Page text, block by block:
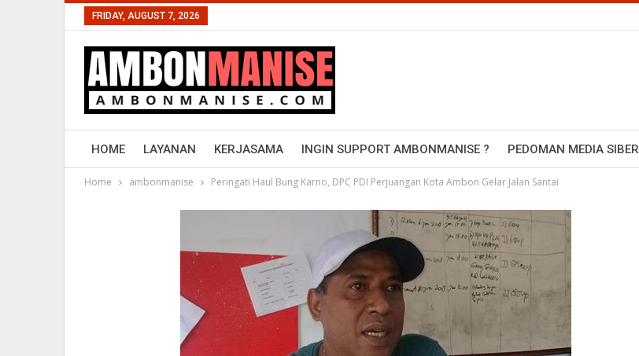
FRIDAY, AUGUST 7, 2026
HOME LAYANAN KERJASAMA INGIN SUPPORT AMBONMANISE ? PEDOMAN MEDIA SIBER
Home ambonmanise Peringati Haul Bung Karno, DPC PDI Perjuangan Kota Ambon Gelar Jalan Santai